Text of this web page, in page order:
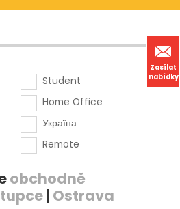
Zasílat
nabídky
Student
Home Office
Україна
Remote
obchodně
| Ostrava